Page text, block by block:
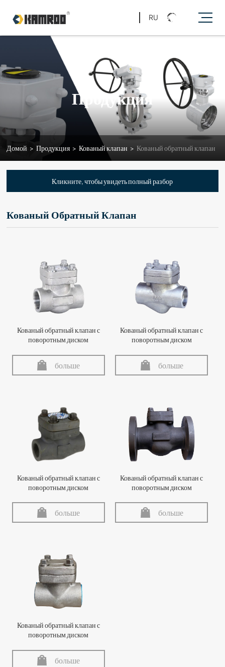
RU
Продукция
Домой > Продукция > Кованый клапан > Кованый обратный клапан
Кликните, чтобы увидеть полный разбор
Кованый Обратный Клапан
Кованый обратный клапан с
поворотным диском
больше
Кованый обратный клапан с
поворотным диском
больше
Кованый обратный клапан с
поворотным диском
больше
Кованый обратный клапан с
поворотным диском
больше
Кованый обратный клапан с
поворотным диском
больше